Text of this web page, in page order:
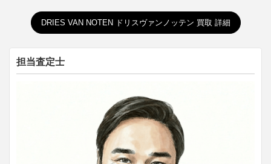
DRIES VAN NOTEN ドリスヴァンノッテン 買取 詳細
担当査定士